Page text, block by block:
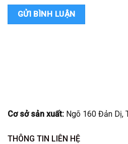
Cơ sở sản xuất: Ngõ 160 Đản Dị,
THÔNG TIN LIÊN HỆ